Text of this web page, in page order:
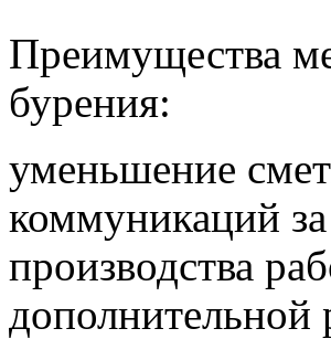
Преимущества
бурения:
уменьшение
коммуникаций
производства
дополнительной